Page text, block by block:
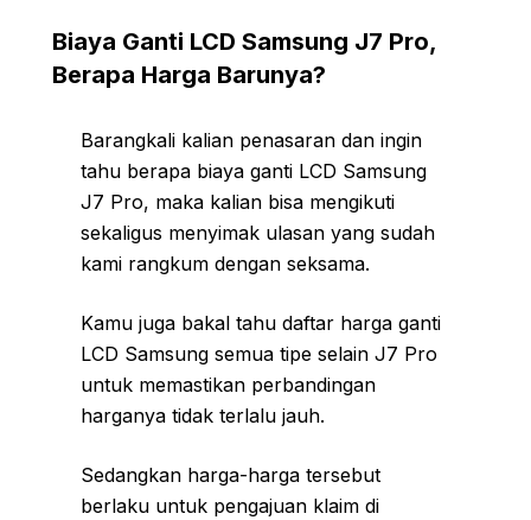
Biaya Ganti LCD Samsung J7 Pro,
Berapa Harga Barunya?
Barangkali kalian penasaran dan ingin
tahu berapa biaya ganti LCD Samsung
J7 Pro, maka kalian bisa mengikuti
sekaligus menyimak ulasan yang sudah
kami rangkum dengan seksama.
Kamu juga bakal tahu daftar harga ganti
LCD Samsung semua tipe selain J7 Pro
untuk memastikan perbandingan
harganya tidak terlalu jauh.
Sedangkan harga-harga tersebut
berlaku untuk pengajuan klaim di